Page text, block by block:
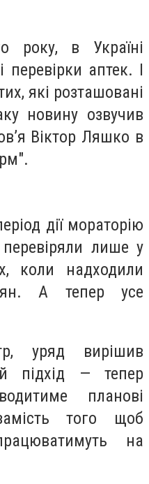
року, в Україні
перевірки аптек. І
які розташовані
новину озвучив
Віктор Ляшко в
дії мораторію
лише у
коли надходили
А тепер усе
уряд вирішив
підхід — тепер
планові
того щоб
на